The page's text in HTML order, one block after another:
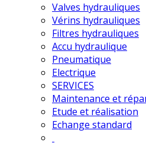
Valves hydrauliques
Vérins hydrauliques
Filtres hydrauliques
Accu hydraulique
Pneumatique
Electrique
SERVICES
Maintenance et
Etude et réalisation
Echange standard